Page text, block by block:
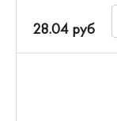
28.04 руб